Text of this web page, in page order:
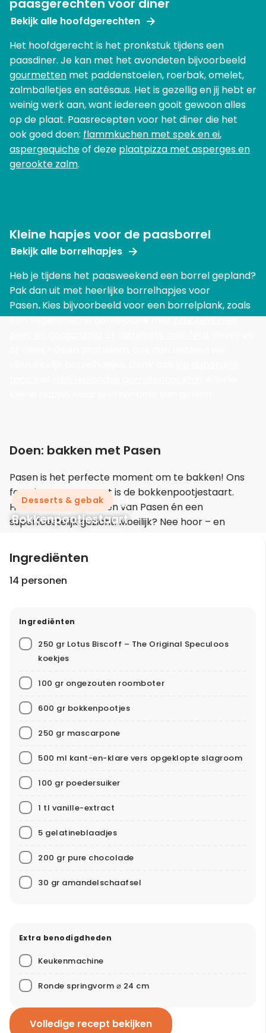
paasgerechten voor diner
Bekijk alle hoofdgerechten
Het hoofdgerecht is het pronkstuk tijdens een
paasdiner. Je kan met het avondeten bijvoorbeeld
gourmetten met paddenstoelen, roerbak, omelet,
zalmballetjes en satésaus. Het is gezellig en jij hebt er
weinig werk aan, want iedereen gooit gewoon alles
op de plaat. Paasrecepten voor het diner die het
ook goed doen: flammkuchen met spek en ei,
aspergequicheof deze plaatpizza met asperges en
gerookte zalm.
Kleine hapjes voor de paasborrel
Bekijk alle borrelhapjes
Heb je tijdens het paasweekend een borrel gepland?
Pak dan uit met heerlijke borrelhapjes voor
Pasen.Kies bijvoorbeeld voor een borrelplank, zoals
een vegetarische borrelplank metcrackers met
Doen: bakken met Pasen
Pasen is het perfecte moment om te bakken! Ons
favoriete recept? Dat is de bokkenpootjestaart.
Helemaal in de smaken van Pasen én een
superfeestelijk gezicht. Moeilijk? Nee hoor – en
je je aan kunt wagen.
Desserts & gebak
Bokkenpootjestaart
Ingrediënten
14 personen
Ingrediënten
250 gr Lotus Biscoff – The Original Speculoos
koekjes
100 gr ongezouten roomboter
600 gr bokkenpootjes
250 gr mascarpone
500 ml kant-en-klare vers opgeklopte slagroom
100 gr poedersuiker
1 tl vanille-extract
5 gelatineblaadjes
200 gr pure chocolade
30 gr amandelschaafsel
Extra benodigdheden
Keukenmachine
Ronde springvorm ⌀ 24 cm
Volledige recept bekijken